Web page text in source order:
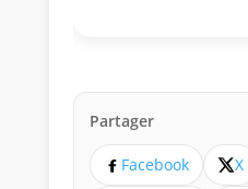
Partager
Facebook X